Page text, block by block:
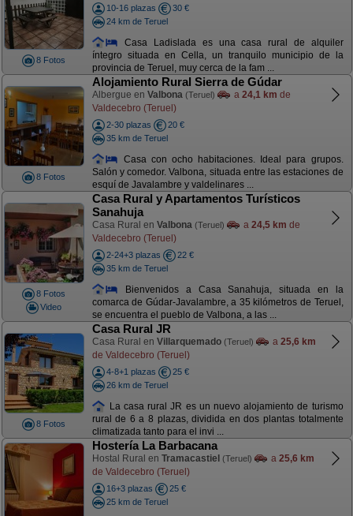
8 Fotos
10-16 plazas
30 €
24 km de Teruel
Casa Ladislada es una casa rural de alquiler
íntegro situada en Cella, un tranquilo municipio de la
provincia de Teruel, muy cerca de la fam ...
8 Fotos
Alojamiento Rural Sierra de Gúdar
Albergue en Valbona (Teruel) a 24,1 km de
Valdecebro (Teruel)
2-30 plazas
20 €
35 km de Teruel
Casa con ocho habitaciones. Ideal para grupos.
Salón y comedor. Valbona, situada entre las estaciones de
esquí de Javalambre y valdelinares ...
8 Fotos
Video
Casa Rural y Apartamentos Turísticos
Sanahuja
Casa Rural en Valbona (Teruel) a 24,5 km de
Valdecebro (Teruel)
2-24+3 plazas
22 €
35 km de Teruel
Bienvenidos a Casa Sanahuja, situada en la
comarca de Gúdar-Javalambre, a 35 kilómetros de Teruel,
se encuentra el pueblo de Valbona, a las ...
8 Fotos
Casa Rural JR
Casa Rural en Villarquemado (Teruel) a 25,6 km
de Valdecebro (Teruel)
4-8+1 plazas
25 €
26 km de Teruel
La casa rural JR es un nuevo alojamiento de turismo
rural de 6 a 8 plazas, dividida en dos plantas totalmente
climatizada tanto para el invi ...
Hostería La Barbacana
Hostal Rural en Tramacastiel (Teruel) a 25,6 km
de Valdecebro (Teruel)
16+3 plazas
25 €
25 km de Teruel